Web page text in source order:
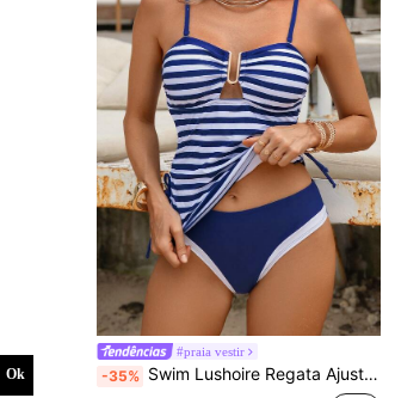
Ok
#praia vestir
-35% Swim Lushoire Regata Ajustada Casual com Decoração de Metal Listrada para Mulheres